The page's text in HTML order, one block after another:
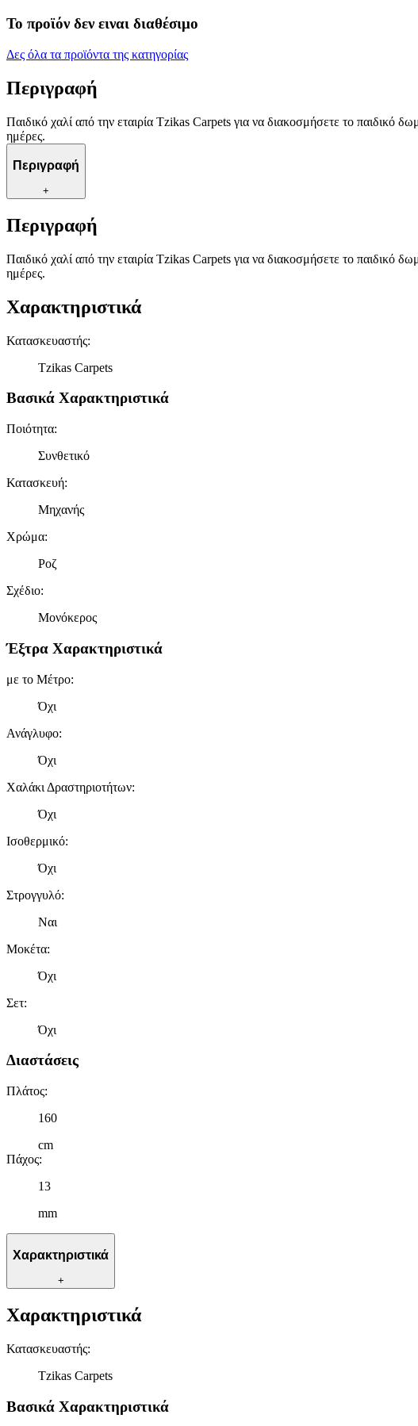
Το προϊόν δεν ειναι διαθέσιμο
Δες όλα τα προϊόντα της κατηγορίας
Περιγραφή
Παιδικό χαλί από την εταιρία Tzikas Carpets για να διακοσμήσετε το παιδικό
ημέρες.
Περιγραφή
+
Περιγραφή
Παιδικό χαλί από την εταιρία Tzikas Carpets για να διακοσμήσετε το παιδικό
ημέρες.
Χαρακτηριστικά
Κατασκευαστής:
Tzikas Carpets
Βασικά Χαρακτηριστικά
Ποιότητα:
Συνθετικό
Κατασκευή:
Μηχανής
Χρώμα:
Ροζ
Σχέδιο:
Μονόκερος
Έξτρα Χαρακτηριστικά
με το Μέτρο:
Όχι
Ανάγλυφο:
Όχι
Χαλάκι Δραστηριοτήτων:
Όχι
Ισοθερμικό:
Όχι
Στρογγυλό:
Ναι
Μοκέτα:
Όχι
Σετ:
Όχι
Διαστάσεις
Πλάτος:
160
cm
Πάχος:
13
mm
Χαρακτηριστικά
+
Χαρακτηριστικά
Κατασκευαστής:
Tzikas Carpets
Βασικά Χαρακτηριστικά